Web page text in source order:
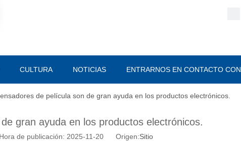
CULTURA NOTICIAS ENTRARNOS EN CONTACTO CON
de película son de gran ayuda en los productos electrónicos.
gran ayuda en los productos electrónicos.
de publicación: 2025-11-20 Origen:Sitio